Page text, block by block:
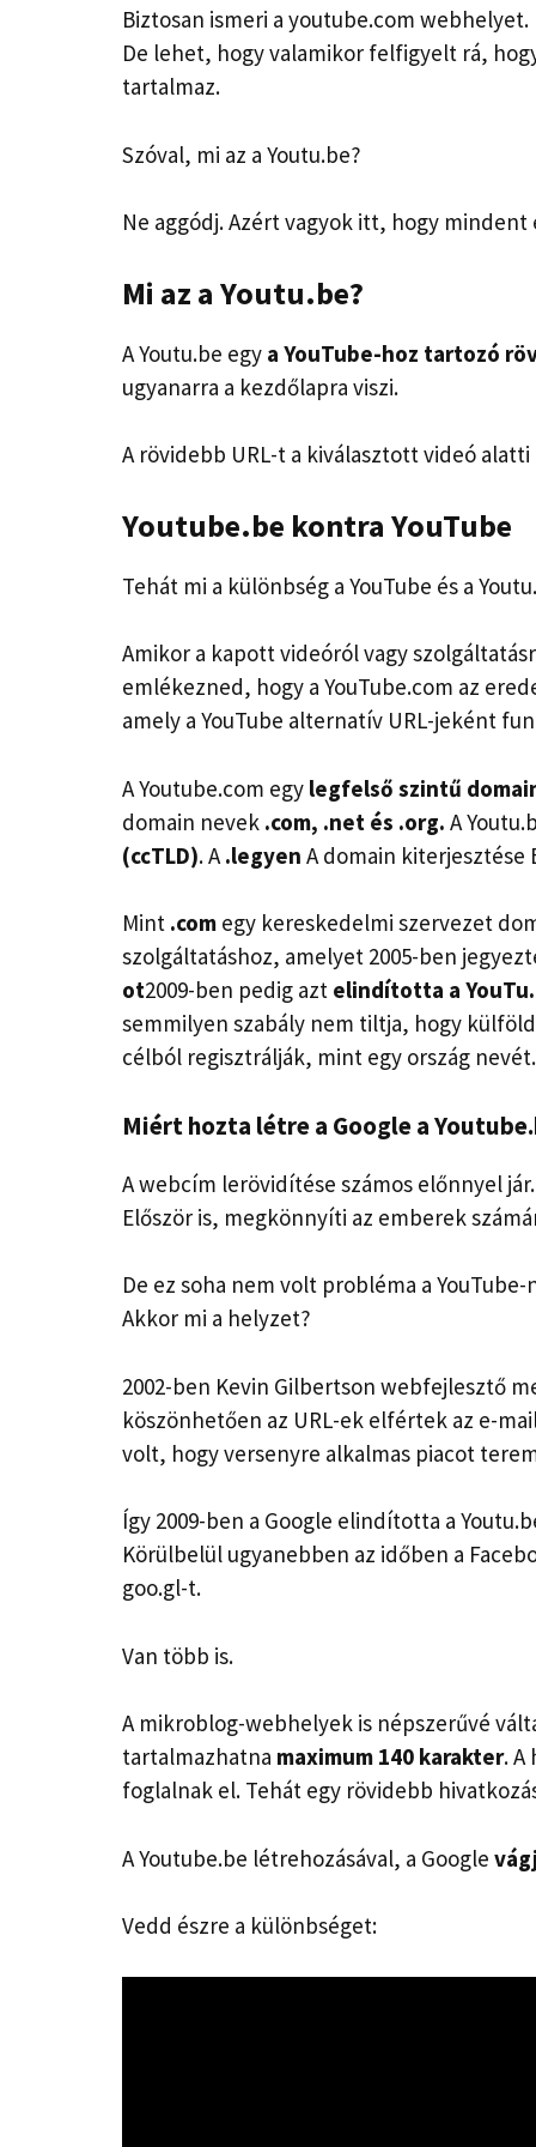
Biztosan ismeri a youtube.com webhelyet.
De lehet, hogy valamikor felfigyelt rá,
tartalmaz.
Szóval, mi az a Youtu.be?
Ne aggódj. Azért vagyok itt, hogy mindent
Mi az a Youtu.be?
A Youtu.be egy a YouTube-hoz tartozó
ugyanarra a kezdőlapra viszi.
A rövidebb URL-t a kiválasztott videó
Youtube.be kontra YouTube
Tehát mi a különbség a YouTube és a
Amikor a kapott videóról vagy
emlékezned, hogy a YouTube.com az
amely a YouTube alternatív URL-jeként
A Youtube.com egy legfelső szintű
domain nevek .com, .net és .org. A
(ccTLD). A .legyen A domain kiterjesztése
Mint .com egy kereskedelmi szervezet
szolgáltatáshoz, amelyet 2005-ben
ot2009-ben pedig azt elindította a
semmilyen szabály nem tiltja, hogy
célból regisztrálják, mint egy ország nevét.
Miért hozta létre a Google a
A webcím lerövidítése számos előnnyel jár.
Először is, megkönnyíti az emberek
De ez soha nem volt probléma a YouTube-
Akkor mi a helyzet?
2002-ben Kevin Gilbertson webfejlesztő
köszönhetően az URL-ek elfértek az e-
volt, hogy versenyre alkalmas piacot
Így 2009-ben a Google elindította a
Körülbelül ugyanebben az időben a
goo.gl-t.
Van több is.
A mikroblog-webhelyek is népszerűvé
tartalmazhatna maximum 140 karakter. A
foglalnak el. Tehát egy rövidebb
A Youtube.be létrehozásával, a Google
Vedd észre a különbséget: